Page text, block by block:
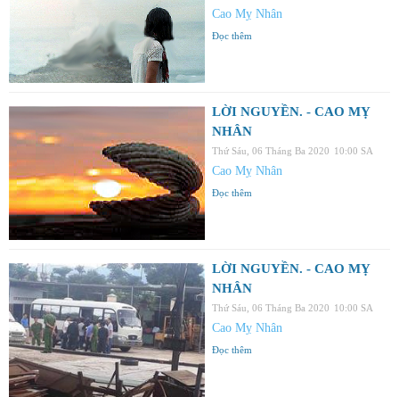
Cao Mỵ Nhân
Đọc thêm
LỜI NGUYỀN. - CAO MỴ
NHÂN
Thứ Sáu, 06 Tháng Ba 2020 10:00 SA
Cao Mỵ Nhân
Đọc thêm
LỜI NGUYỀN. - CAO MỴ
NHÂN
Thứ Sáu, 06 Tháng Ba 2020 10:00 SA
Cao Mỵ Nhân
Đọc thêm